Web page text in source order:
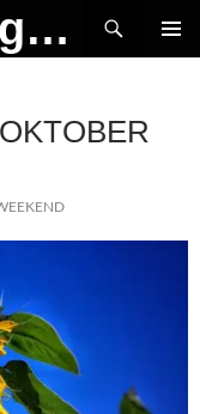
MAD Media Magazine